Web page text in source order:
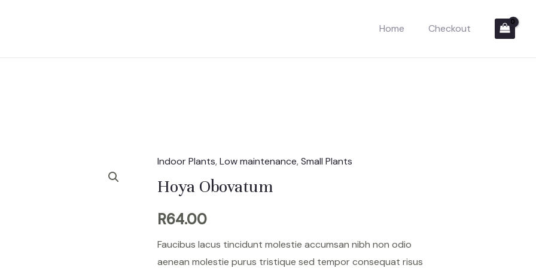
Home Checkout
Indoor Plants,Low maintenance,Small Plants
Hoya Obovatum
R64.00
Faucibus lacus tincidunt molestie accumsan nibh non odio
aenean molestie purus tristique sed tempor consequat risus
Hoya
Obovatum
quantity